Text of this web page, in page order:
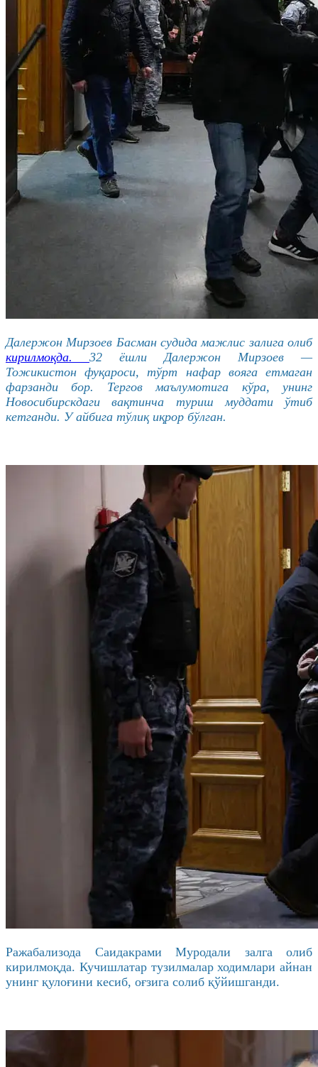
Далержон Мирзоев Басман судида мажлис залига олиб
кирилмоқда. 32 ёшли Далержон Мирзоев —
Тожикистон фуқароси, тўрт нафар вояга етмаган
фарзанди бор. Тергов маълумотига кўра, унинг
Новосибирскдаги вақтинча туриш муддати ўтиб
кетганди. У айбига тўлиқ иқрор бўлган.
Ражабализода Саидакрами Муродали залга олиб
кирилмоқда. Кучишлатартузилмалар ходимлари айнан
унинг қулоғини кесиб, оғзига солиб қўйишганди.